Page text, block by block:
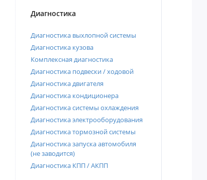
Диагностика
Диагностика выхлопной системы
Диагностика кузова
Комплексная диагностика
Диагностика подвески / ходовой
Диагностика двигателя
Диагностика кондиционера
Диагностика системы охлаждения
Диагностика электрооборудования
Диагностика тормозной системы
Диагностика запуска автомобиля
(не заводится)
Диагностика КПП / АКПП